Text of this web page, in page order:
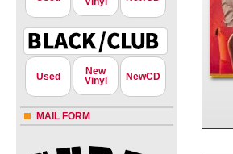
Used
New
Vinyl
NewCD
MAIL FORM